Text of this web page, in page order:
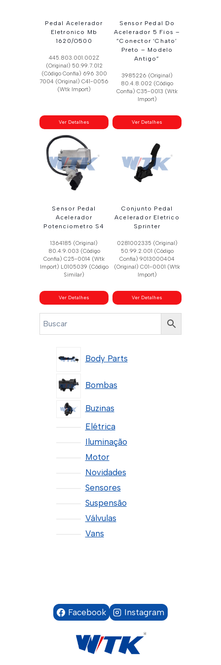
Pedal Acelerador
Eletronico Mb
1620/O500
445.803.001.002Z
(Original) 50.99.7.012
(Código Confia) 696 300
7004 (Original) C41-0056
(Wtk Import)
Ver Detalhes
Sensor Pedal Do
Acelerador 5 Fios –
”Conector ‘Chato’
Preto – Modelo
Antigo”
3985226 (Original)
80.4.8.002 (Código
Confia) C35-0013 (Wtk
Import)
Ver Detalhes
Sensor Pedal
Acelerador
Potenciometro S4
1364185 (Original)
80.4.9.003 (Código
Confia) C25-0014 (Wtk
Import) L0105039 (Código
Similar)
Ver Detalhes
Conjunto Pedal
Acelerador Eletrico
Sprinter
0281002335 (Original)
50.99.2.001 (Código
Confia) 9013000404
(Original) C01-0001 (Wtk
Import)
Ver Detalhes
Body Parts
Bombas
Buzinas
Elétrica
Iluminação
Motor
Novidades
Sensores
Suspensão
Válvulas
Vans
Facebook Instagram